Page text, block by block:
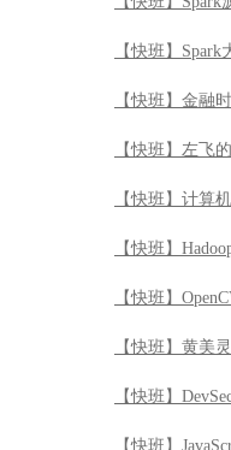
【快班】
【快班】金融
【快班】左飞
【快班】计算
【快班】
【快班】
【快班】黄美
【快班】
【快班】